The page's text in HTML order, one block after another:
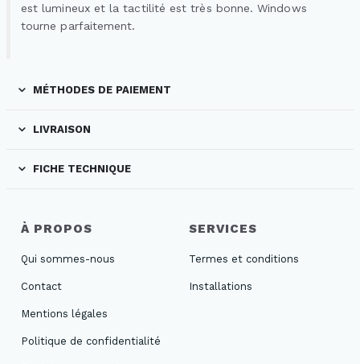
est lumineux et la tactilité est très bonne. Windows
tourne parfaitement.
MÉTHODES DE PAIEMENT
LIVRAISON
FICHE TECHNIQUE
À PROPOS
Qui sommes-nous
Contact
Mentions légales
Politique de confidentialité
SERVICES
Termes et conditions
Installations